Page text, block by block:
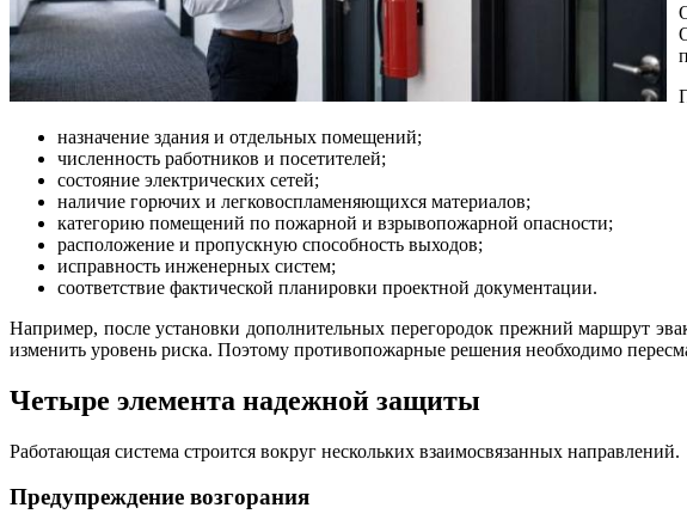
назначение здания и отдельных помещений;
численность работников и посетителей;
состояние электрических сетей;
наличие горючих и легковоспламеняющихся материалов;
категорию помещений по пожарной и взрывопожарной опасности;
расположение и пропускную способность выходов;
исправность инженерных систем;
соответствие фактической планировки проектной документации.
Например, после установки дополнительных перегородок прежний маршрут
изменить уровень риска. Поэтому противопожарные решения необходимо
Четыре элемента надежной защиты
Работающая система строится вокруг нескольких взаимосвязанных направлений.
Предупреждение возгорания